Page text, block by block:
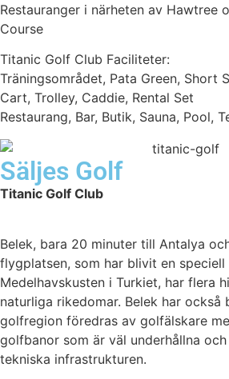
Restauranger i närheten av Hawtree
Course
Titanic Golf Club Faciliteter:
Träningsområdet, Pata Green, Short
Cart, Trolley, Caddie, Rental Set
Restaurang, Bar, Butik, Sauna, Pool,
Säljes Golf
Titanic Golf Club
Belek, bara 20 minuter till Antalya
flygplatsen, som har blivit en
Medelhavskusten i Turkiet, har flera
naturliga rikedomar. Belek har
golfregion föredras av golfälskare
golfbanor som är väl underhållna
tekniska infrastrukturen.